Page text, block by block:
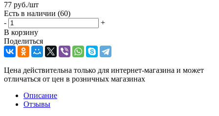
77 руб./шт
Есть в наличии (60)
-
+
В корзину
Поделиться
Цена действительна только для интернет-магазина и может
отличаться от цен в розничных магазинах
Описание
Отзывы